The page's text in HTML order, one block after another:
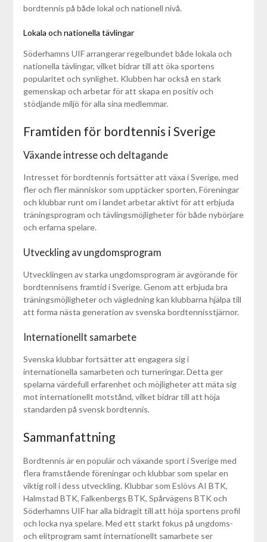
bordtennis på både lokal och nationell nivå.
Lokala och nationella tävlingar
Söderhamns UIF arrangerar regelbundet både lokala och
nationella tävlingar, vilket bidrar till att öka sportens
popularitet och synlighet. Klubben har också en stark
gemenskap och arbetar för att skapa en positiv och
stödjande miljö för alla sina medlemmar.
Framtiden för bordtennis i Sverige
Växande intresse och deltagande
Intresset för bordtennis fortsätter att växa i Sverige, med
fler och fler människor som upptäcker sporten. Föreningar
och klubbar runt om i landet arbetar aktivt för att erbjuda
träningsprogram och tävlingsmöjligheter för både nybörjare
och erfarna spelare.
Utveckling av ungdomsprogram
Utvecklingen av starka ungdomsprogram är avgörande för
bordtennisens framtid i Sverige. Genom att erbjuda bra
träningsmöjligheter och vägledning kan klubbarna hjälpa till
att forma nästa generation av svenska bordtennisstjärnor.
Internationellt samarbete
Svenska klubbar fortsätter att engagera sig i
internationella samarbeten och turneringar. Detta ger
spelarna värdefull erfarenhet och möjligheter att mäta sig
mot internationellt motstånd, vilket bidrar till att höja
standarden på svensk bordtennis.
Sammanfattning
Bordtennis är en populär och växande sport i Sverige med
flera framstående föreningar och klubbar som spelar en
viktig roll i dess utveckling. Klubbar som Eslövs AI BTK,
Halmstad BTK, Falkenbergs BTK, Spårvägens BTK och
Söderhamns UIF har alla bidragit till att höja sportens profil
och locka nya spelare. Med ett starkt fokus på ungdoms-
och elitprogram samt internationellt samarbete ser